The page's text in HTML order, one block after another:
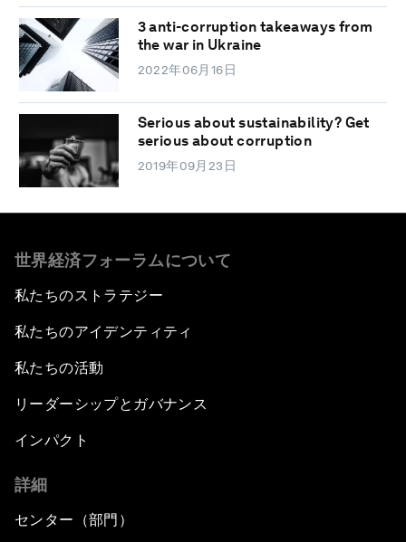
3 anti-corruption takeaways from
the war in Ukraine
2022年06月16日
Serious about sustainability? Get
serious about corruption
2019年09月23日
世界経済フォーラムについて
私たちのストラテジー
私たちのアイデンティティ
私たちの活動
リーダーシップとガバナンス
インパクト
詳細
センター（部門）